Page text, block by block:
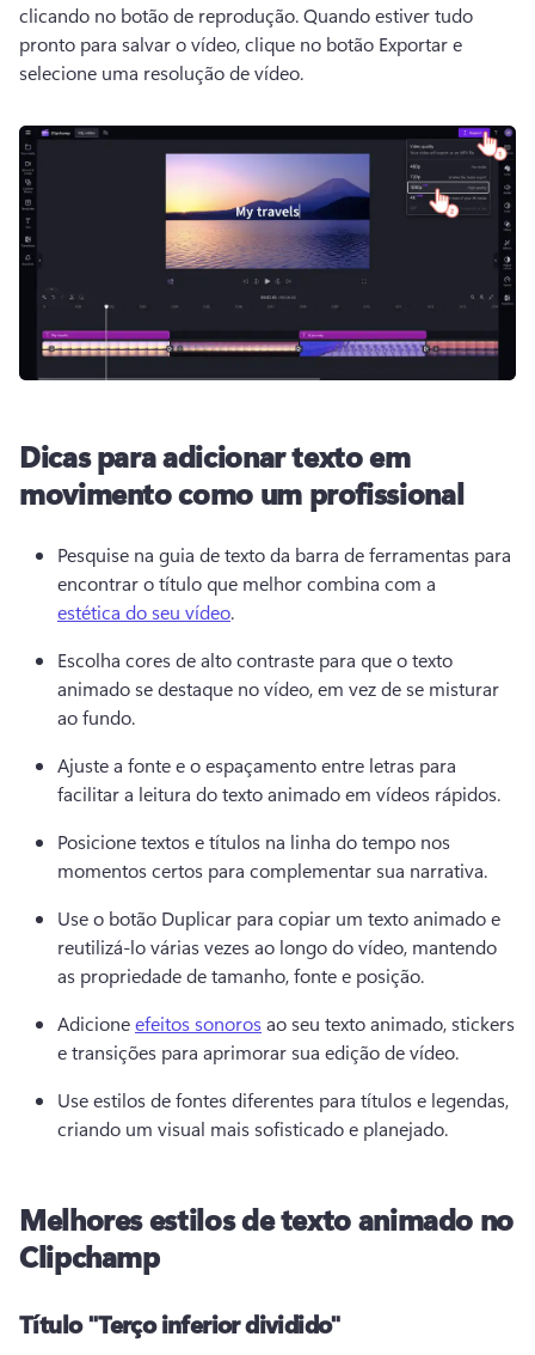
clicando no botão de reprodução. Quando estiver tudo
pronto para salvar o vídeo, clique no botão Exportar e
selecione uma resolução de vídeo.
Dicas para adicionar texto em
movimento como um profissional
Pesquise na guia de texto da barra de ferramentas para
encontrar o título que melhor combina com a
estética do seu vídeo.
Escolha cores de alto contraste para que o texto
animado se destaque no vídeo, em vez de se misturar
ao fundo.
Ajuste a fonte e o espaçamento entre letras para
facilitar a leitura do texto animado em vídeos rápidos.
Posicione textos e títulos na linha do tempo nos
momentos certos para complementar sua narrativa.
Use o botão Duplicar para copiar um texto animado e
reutilizá-lo várias vezes ao longo do vídeo, mantendo
as propriedade de tamanho, fonte e posição.
Adicione efeitos sonoros ao seu texto animado, stickers
e transições para aprimorar sua edição de vídeo.
Use estilos de fontes diferentes para títulos e legendas,
criando um visual mais sofisticado e planejado.
Melhores estilos de texto animado no
Clipchamp
Título "Terço inferior dividido"